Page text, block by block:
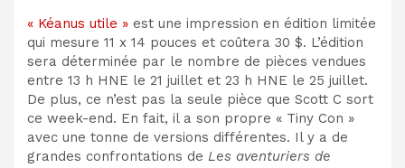
« Kéanus utile » est une impression en édition limitée
qui mesure 11 x 14 pouces et coûtera 30 $. L’édition
sera déterminée par le nombre de pièces vendues
entre 13 h HNE le 21 juillet et 23 h HNE le 25 juillet.
De plus, ce n’est pas la seule pièce que Scott C sort
ce week-end. En fait, il a son propre « Tiny Con »
avec une tonne de versions différentes. Il y a de
grandes confrontations de Les aventuriers de